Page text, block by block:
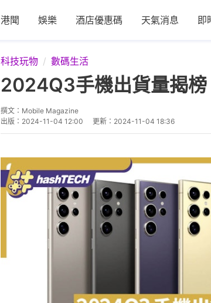
港聞 娛樂 酒店優惠碼 天氣消息 即
科技玩物 數碼生活
2024Q3手機出貨量揭
撰文： Mobile Magazine
出版： 2024-11-04 12:00 更新： 2024-11-04 18:36